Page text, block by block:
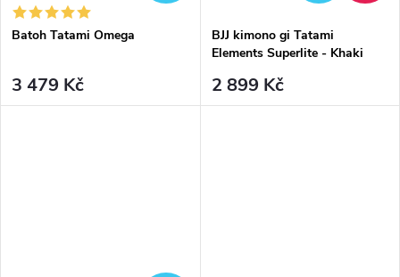
Batoh Tatami Omega
3 479 Kč
BJJ kimono gi Tatami
Elements Superlite - Khaki
2 899 Kč